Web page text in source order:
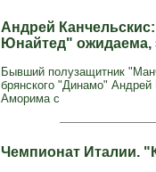
Андрей
Юнайтед" ожидаема,
Бывший полузащитник
брянского "Динамо" Андрей
Аморима с
Чемпионат Италии.